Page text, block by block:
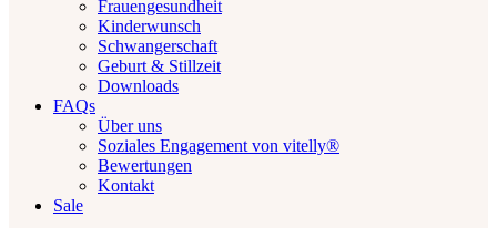
Frauengesundheit
Kinderwunsch
Schwangerschaft
Geburt & Stillzeit
Downloads
FAQs
Über uns
Soziales Engagement von vitelly®
Bewertungen
Kontakt
Sale